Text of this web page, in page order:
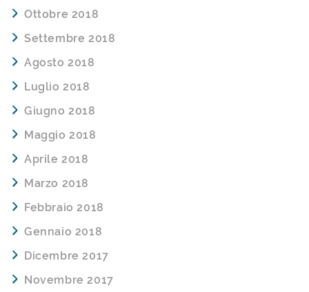
Ottobre 2018
Settembre 2018
Agosto 2018
Luglio 2018
Giugno 2018
Maggio 2018
Aprile 2018
Marzo 2018
Febbraio 2018
Gennaio 2018
Dicembre 2017
Novembre 2017